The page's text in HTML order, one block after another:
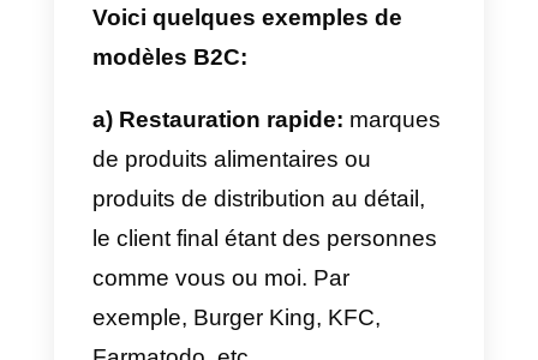
d’autres entreprises numériques.
Par exemple, Pay Retailers qui
offre des solutions de paiement
aux entreprises qui vendent leurs
produits et services en ligne.
d) Services juridiques et
comptables